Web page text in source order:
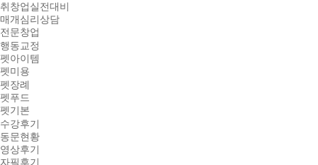
취창업실전대비
매개심리상담
전문창업
행동교정
펫아이템
펫미용
펫장례
펫푸드
펫기본
수강후기
동문현황
영상후기
자필후기